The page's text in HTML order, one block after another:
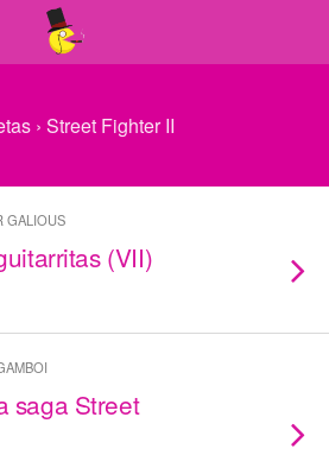
› Street Fighter II
GALIOUS
(VII)
saga Street